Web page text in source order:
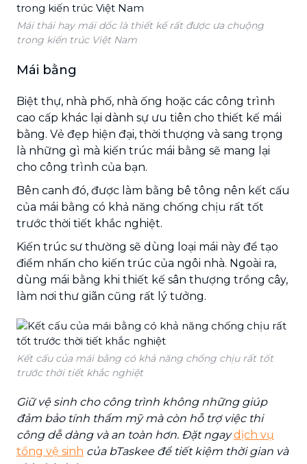
Mái thái hay mái dốc là thiết kế rất được ưa chuộng
trong kiến trúc Việt Nam
Mái bằng
Biệt thự, nhà phố, nhà ống hoặc các công trình
cao cấp khác lại dành sự ưu tiên cho thiết kế mái
bằng. Vẻ đẹp hiện đại, thời thượng và sang trọng
là những gì mà kiến trúc mái bằng sẽ mang lại
cho công trình của bạn.
Bên canh đó, được làm bằng bê tông nên kết cấu
của mái bằng có khả năng chống chịu rất tốt
trước thời tiết khắc nghiệt.
Kiến trúc sư thường sẽ dùng loại mái này để tạo
điểm nhấn cho kiến trúc của ngôi nhà. Ngoài ra,
dùng mái bằng khi thiết kế sân thượng trồng cây,
làm nơi thư giãn cũng rất lý tưởng.
Kết cấu của mái bằng có khả năng chống chịu rất tốt
trước thời tiết khắc nghiệt
Giữ vệ sinh cho công trình không những giúp
đảm bảo tính thẩm mỹ mà còn hỗ trợ việc thi
công dễ dàng và an toàn hơn. Đặt ngaydịch vụ
tổng vệ sinh của bTaskee để tiết kiệm thời gian và